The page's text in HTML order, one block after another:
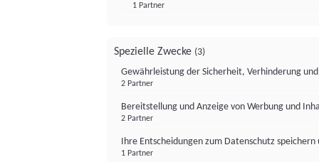
1 Partner
Spezielle Zwecke (3)
Gewährleistung der Sicherheit, Verhinderung
2 Partner
Bereitstellung und Anzeige von Werbung und
2 Partner
Ihre Entscheidungen zum Datenschutz
1 Partner